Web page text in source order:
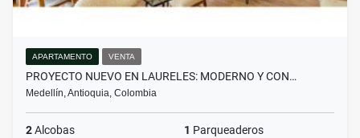
APARTAMENTO VENTA
PROYECTO NUEVO EN LAURELES: MODERNO Y CON…
Medellín, Antioquia, Colombia
2Alcobas 1 Parqueaderos